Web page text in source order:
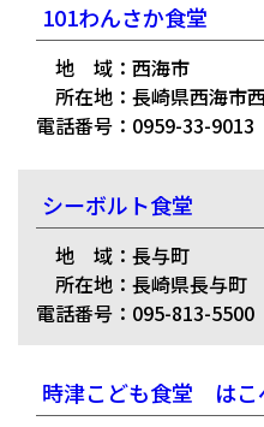
101わんさか食堂
地 域：西海市
所在地：長崎県西海市
電話番号：0959-33-9013
シーボルト食堂
地 域：長与町
所在地：長崎県長与町
電話番号：095-813-5500
時津こども食堂 はこ